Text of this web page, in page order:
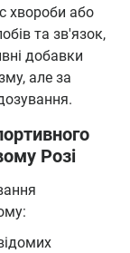
хвороби або
та зв'язок,
добавки
але за
Розі